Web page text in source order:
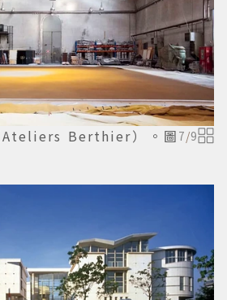
Ateliers Berthier）。圖7/9